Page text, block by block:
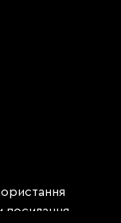
посилання